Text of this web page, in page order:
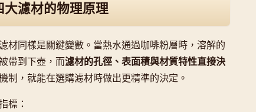
濾材的物理原理
材同樣是關鍵變數。當熱水通過咖啡粉層時，溶解的
帶到下壺，而濾材的孔徑、表面積與材質特性直接決
制，就能在選購濾材時做出更精準的決定。
標：